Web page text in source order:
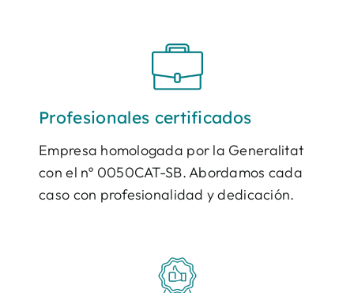
Profesionales certificados
Empresa homologada por la Generalitat
con el nº 0050CAT-SB. Abordamos cada
caso con profesionalidad y dedicación.